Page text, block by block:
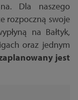
Dla naszego
rozpoczną swoje
na Bałtyk,
oraz jednym
jest